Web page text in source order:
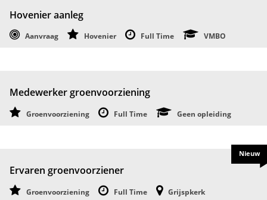
Hovenier aanleg
Aanvraag Hovenier Full Time VMBO
Medewerker groenvoorziening
Groenvoorziening Full Time Geen opleiding
Ervaren groenvoorziener
Groenvoorziening Full Time Grijspkerk
Nieuw